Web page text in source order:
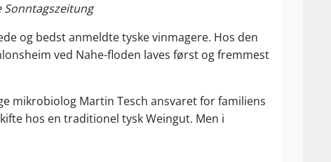
Sonntagszeitung
og bedst anmeldte tyske vinmagere. Hos den
ved Nahe-floden laves først og fremmest
mikrobiolog Martin Tesch ansvaret for familiens
hos en traditionel tysk Weingut. Men i